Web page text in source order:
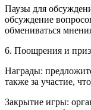
Паузы для
обсуждение
обмениваться
6. Поощрения и
Награды:
также за участие,
Закрытие игры: